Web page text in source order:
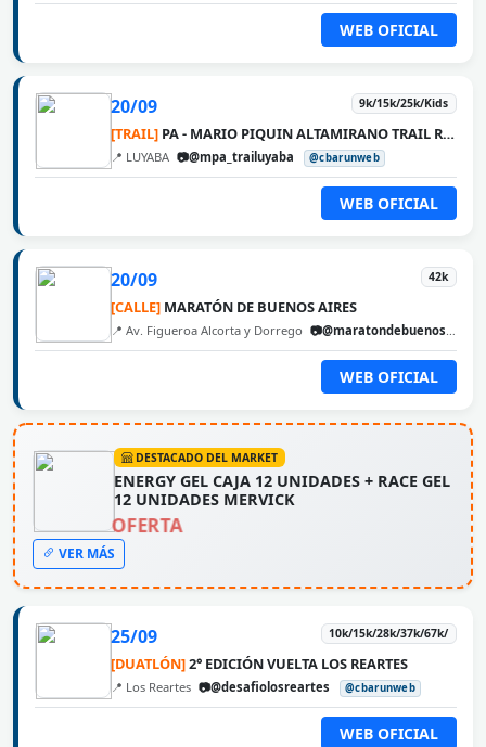
WEB OFICIAL
20/09 9k/15k/25k/Kids
[TRAIL] PA - MARIO PIQUIN ALTAMIRANO TRAIL RUNNING
📍 LUYABA 📷@mpa_trailuyaba @cbarunweb
WEB OFICIAL
20/09 42k
[CALLE] MARATÓN DE BUENOS AIRES
📍 Av. Figueroa Alcorta y Dorrego 📷@maratondebuenosaires
WEB OFICIAL
DESTACADO DEL MARKET
ENERGY GEL CAJA 12 UNIDADES + RACE GEL
12 UNIDADES MERVICK
OFERTA
VER MÁS
25/09 10k/15k/28k/37k/67k/
[DUATLÓN]2° EDICIÓN VUELTA LOS REARTES
📍 Los Reartes 📷@desafiolosreartes @cbarunweb
WEB OFICIAL